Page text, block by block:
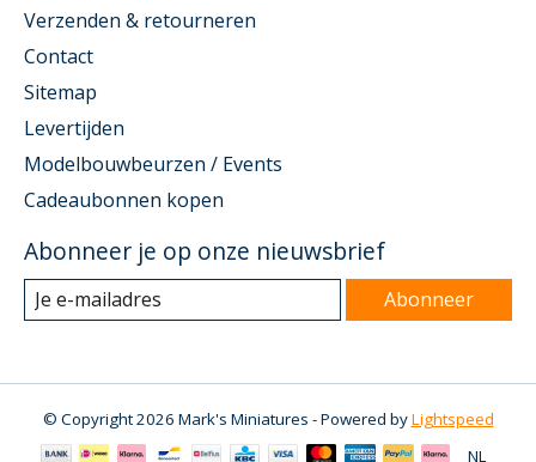
Verzenden & retourneren
Contact
Sitemap
Levertijden
Modelbouwbeurzen / Events
Cadeaubonnen kopen
Abonneer je op onze nieuwsbrief
Abonneer
© Copyright 2026 Mark's Miniatures - Powered byLightspeed
NL